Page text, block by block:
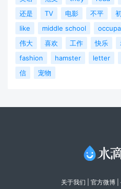
还是
TV 电影 不平
like
middle school
伟大
喜欢 工作 快乐
fashion
hamster letter
信
宠物
关于我们 官方微博